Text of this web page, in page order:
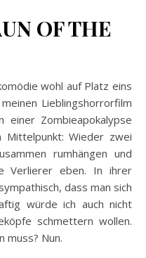
OF THE
wohl auf Platz eins
Lieblingshorrorfilm
einer Zombieapokalypse
Wieder zwei
rumhängen und
Verlierer eben. In ihrer
dass man sich
würde ich auch nicht
schmettern wollen.
muss? Nun.